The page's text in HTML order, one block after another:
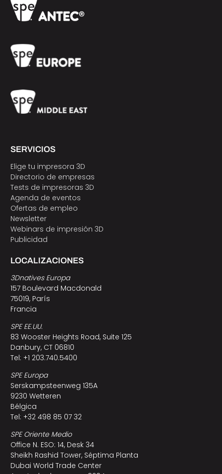
SERVICIOS
Elige tu impresora 3D
Directorio de empresas
Tests de impresoras 3D
Agenda de eventos
Ofertas de empleo
Newsletter
Webinars de impresión 3D
Publicidad
LOCALIZACIONES
3Dnatives Europa
157 Boulevard Macdonald
75019, París
Francia
SPE EE.UU.
83 Wooster Heights Road, Suite 125
Danbury, CT 06810
Tel: +1 203.740.5400
SPE Europa
Serskampsteenweg 135A
9230 Wetteren
Bélgica
Tel: +32 498 85 07 32
SPE Oriente Medio
Office N. ESO: 14, Desk 34
Sheikh Rashid Tower, Séptima Planta
Dubai World Trade Center